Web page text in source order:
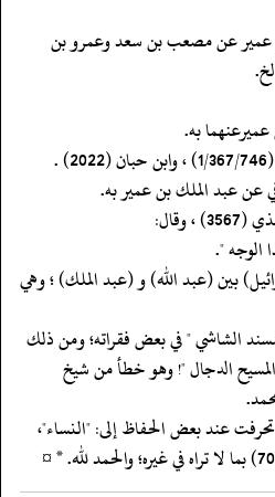
عمير عن مصعب بن سعد وعمرو بن
به.
‏‏‏‏أخرجه ابن خزيمة في "صحيحه " (1/367/746) ، وابن حبان (2022) .
عن عبد الملك بن عمير به.
".
بين (عبد الله) و (عبد الملك) ؛ وهي
الشاشي " في بعض فقراته؛ ومن ذلك
المسيح الدجال "! وهو خطأ من شيخ
عند بعض الحفاظ إلى: "النساء"،